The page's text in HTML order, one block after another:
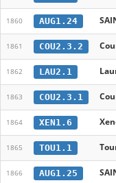
1860 AUG1.24
1861 COU2.3.2
1862 LAU2.1
1863 COU2.3.1
1864 XEN1.6
1865 TOU1.1
1866 AUG1.25